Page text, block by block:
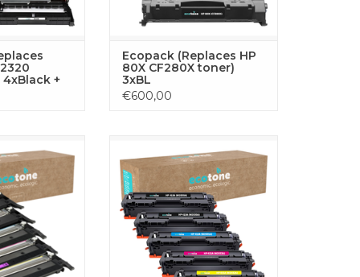
+
Ecopack (Replaces HP
80X CF280X toner)
3xBL
€600,00
je nodig hebt
printen
De set bestaat
1x geel en
toners,
uitstekende
resultaten.
alle vier kleuren die je nodig hebt
voor ononderbroken printen
met je HP printer. De set bestaat
uit 2x zwart, 1x cyaan, 1x geel en
1x magenta toners,
geoptimaliseerd voor uitstekende
prestaties en scherpe resultaten.